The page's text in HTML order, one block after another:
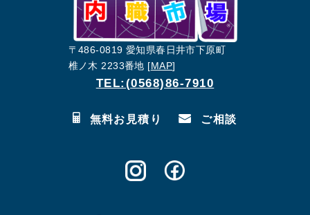
〒486-0819 愛知県春日井市下原町
椎ノ木 2233番地 [MAP]
TEL:(0568)86-7910
無料お見積り ご相談